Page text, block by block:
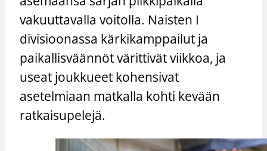
vakuuttavalla voitolla. Naisten I
divisioonassa kärkikamppailut ja
paikallisväännöt värittivät viikkoa, ja
useat joukkueet kohensivat
asetelmiaan matkalla kohti kevään
ratkaisupelejä.